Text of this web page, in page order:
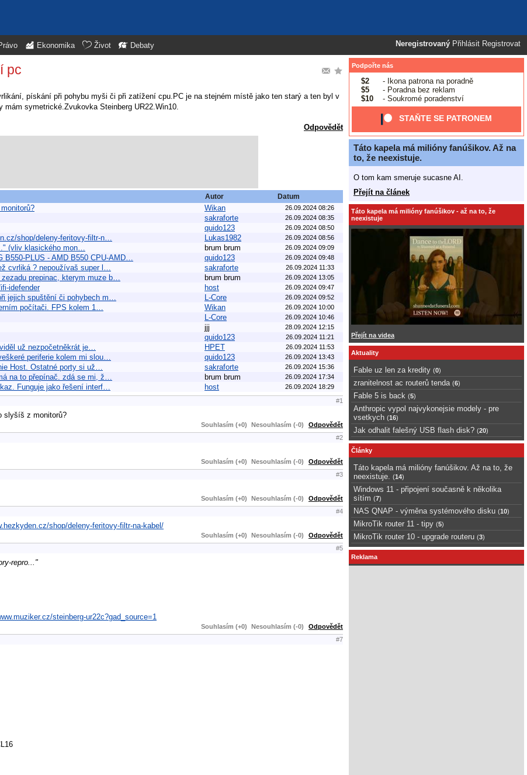
Neregistrovaný Přihlásit Registrovat
Ekonomika Život Debaty
pc
pískání při pohybu myši či při zatížení cpu.PC je na stejném místě jako ten starý a ten byl v
symetrické.Zvukovka Steinberg UR22.Win10.
Odpovědět
Autor Datum
Wikan 26.09.2024 08:26
sakraforte 26.09.2024 08:35
quido123 26.09.2024 08:50
shop/deleny-feritovy-filtr-n… Lukas1982 26.09.2024 08:56
(vliv klasického mon… brum brum 26.09.2024 09:09
PLUS - AMD B550 CPU-AMD… quido123 26.09.2024 09:48
cvrliká ? nepoužívaš super l… sakraforte 26.09.2024 11:33
prepinac, kterym muze b… brum brum 26.09.2024 13:05
idefender host 26.09.2024 09:47
jejich spuštění či pohybech m… L-Core 26.09.2024 09:52
počítači. FPS kolem 1… Wikan 26.09.2024 10:00
L-Core 26.09.2024 10:46
jjj 28.09.2024 12:15
quido123 26.09.2024 11:21
už nezpočetněkrát je… HPET 26.09.2024 11:53
periferie kolem mi slou… quido123 26.09.2024 13:43
Host. Ostatné porty si už… sakraforte 26.09.2024 15:36
na to přepínač. zdá se mi, ž… brum brum 26.09.2024 17:34
Funguje jako řešení interf… host 26.09.2024 18:29
#1
slyšíš z monitorů?
Souhlasím (+0) Nesouhlasím (-0) Odpovědět
#2
Souhlasím (+0) Nesouhlasím (-0) Odpovědět
#3
Souhlasím (+0) Nesouhlasím (-0) Odpovědět
#4
shop/deleny-feritovy-filtr-na-kabel/
Souhlasím (+0) Nesouhlasím (-0) Odpovědět
#5
repro..."
steinberg-ur22c?gad_source=1
Souhlasím (+0) Nesouhlasím (-0) Odpovědět
#7
Podpořte nás
$2
- Ikona patrona na poradně
$5
- Poradna bez reklam
$10
- Soukromé poradenství
STAŇTE SE PATRONEM
Táto kapela má milióny fanúšikov. Až na
to, že neexistuje.
O tom kam smeruje sucasne AI.
Přejít na článek
Táto kapela má milióny fanúšikov - až na to, že
neexistuje
Přejít na videa
Aktuality
Fable uz len za kredity (0)
zranitelnost ac routerů tenda (6)
Fable 5 is back (5)
Anthropic vypol najvykonejsie modely - pre
vsetkych (16)
Jak odhalit falešný USB flash disk? (20)
Články
Táto kapela má milióny fanúšikov. Až na to, že
neexistuje.
(14)
Windows 11 - připojení současně k několika
sítím (7)
NAS QNAP - výměna systémového disku (10)
MikroTik router 11 - tipy (5)
MikroTik router 10 - upgrade routeru (3)
Reklama